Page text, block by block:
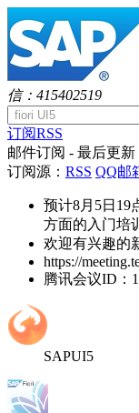
信：415402519
订阅RSS
邮件订阅 - 最后更新
订阅源： RSS QQ邮
预计8月5日19
方面的入门培
欢迎有兴趣的
https://
腾讯会议ID：
SAPUI5